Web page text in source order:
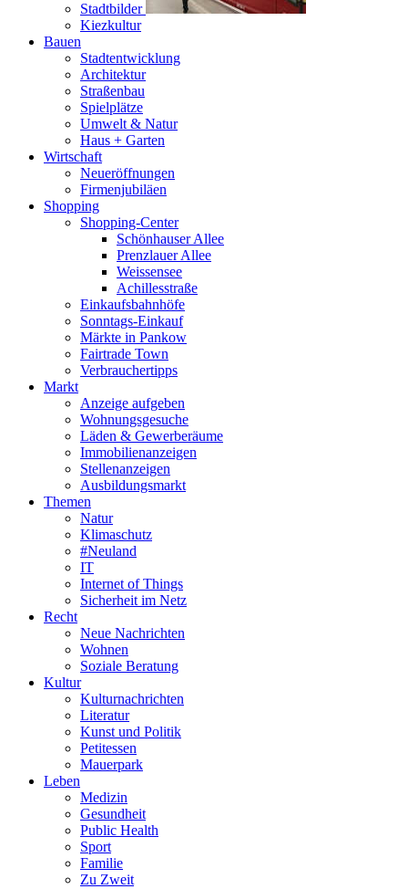
Stadtbilder
Kiezkultur
Bauen
Stadtentwicklung
Architektur
Straßenbau
Spielplätze
Umwelt & Natur
Haus + Garten
Wirtschaft
Neueröffnungen
Firmenjubiläen
Shopping
Shopping-Center
Schönhauser Allee
Prenzlauer Allee
Weissensee
Achillesstraße
Einkaufsbahnhöfe
Sonntags-Einkauf
Märkte in Pankow
Fairtrade Town
Verbrauchertipps
Markt
Anzeige aufgeben
Wohnungsgesuche
Läden & Gewerberäume
Immobilienanzeigen
Stellenanzeigen
Ausbildungsmarkt
Themen
Natur
Klimaschutz
#Neuland
IT
Internet of Things
Sicherheit im Netz
Recht
Neue Nachrichten
Wohnen
Soziale Beratung
Kultur
Kulturnachrichten
Literatur
Kunst und Politik
Petitessen
Mauerpark
Leben
Medizin
Gesundheit
Public Health
Sport
Familie
Zu Zweit